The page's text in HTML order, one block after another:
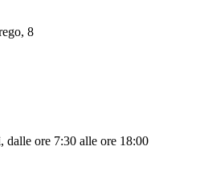
8
dalle ore 7:30 alle ore 18:00